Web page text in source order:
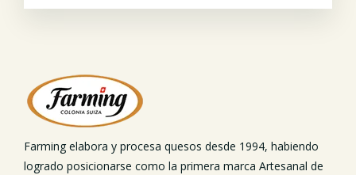
Farming elabora y procesa quesos desde 1994, habiendo
logrado posicionarse como la primera marca Artesanal de